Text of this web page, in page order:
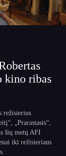
kino ribas
režisierius
„Prarastasis“,
šių metų AFI
iki režisieriaus